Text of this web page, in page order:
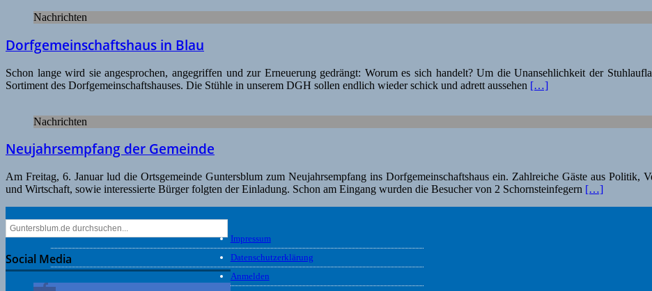
Nachrichten
Dorfgemeinschaftshaus in Blau
Schon lange wird sie angesprochen, angegriffen und zur Erneuerung gedrängt: Worum es sich handelt? Um die Unansehlichkeit der
Sortiment des Dorfgemeinschaftshauses. Die Stühle in unserem DGH sollen endlich wieder schick und adrett aussehen […]
Nachrichten
Neujahrsempfang der Gemeinde
Am Freitag, 6. Januar lud die Ortsgemeinde Guntersblum zum Neujahrsempfang ins Dorfgemeinschaftshaus ein. Zahlreiche Gäste aus Politik,
und Wirtschaft, sowie interessierte Bürger folgten der Einladung. Schon am Eingang wurden die Besucher von 2 Schornsteinfegern […]
Social Media
Impressum
Datenschutzerklärung
Anmelden